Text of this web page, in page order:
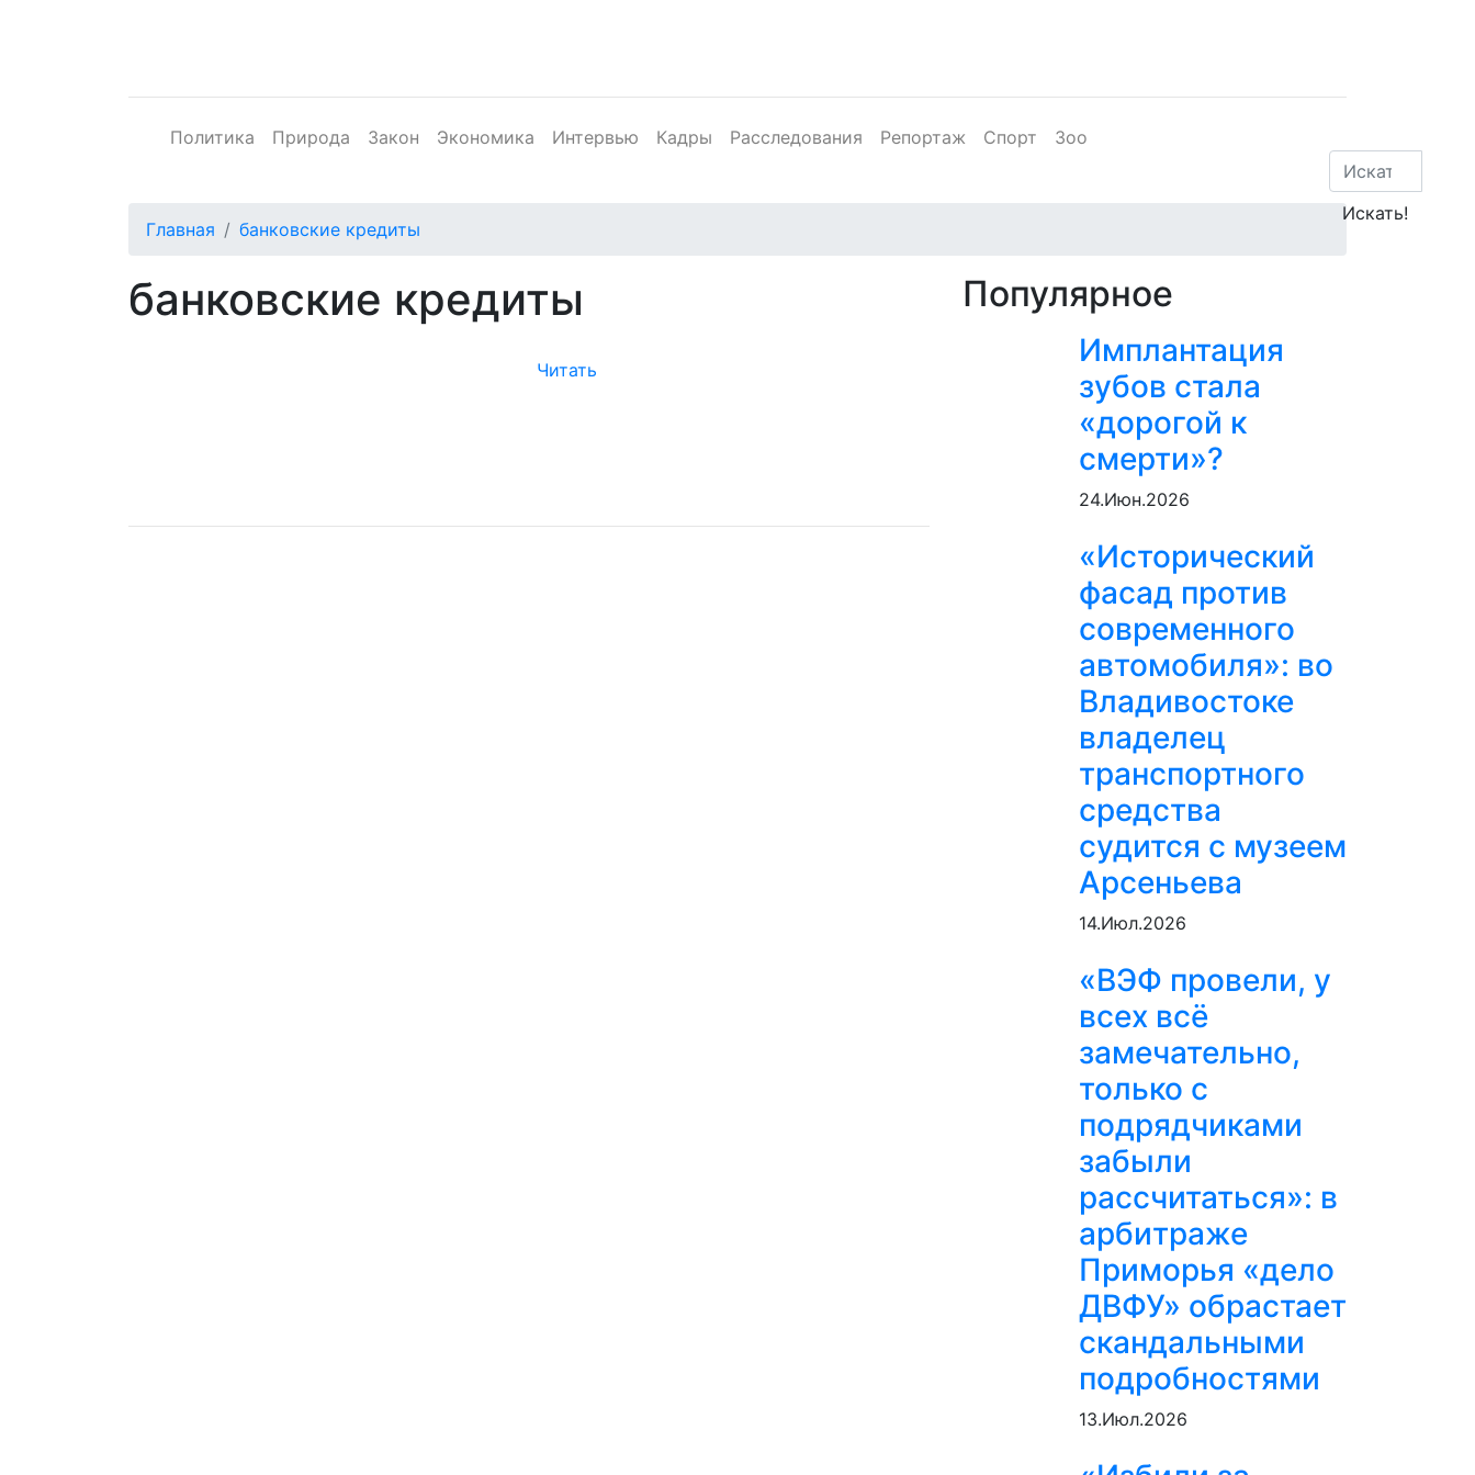
Политика Природа Закон Экономика Интервью Кадры Расследования Репортаж Спорт Зоо
Главная банковские кредиты
банковские кредиты
Читать
Популярное
Имплантация
зубов стала
«дорогой к
смерти»?
24.Июн.2026
«Исторический
фасад против
современного
автомобиля»: во
Владивостоке
владелец
транспортного
средства
судится с музеем
Арсеньева
14.Июл.2026
«ВЭФ провели, у
всех всё
замечательно,
только с
подрядчиками
забыли
рассчитаться»: в
арбитраже
Приморья «дело
ДВФУ» обрастает
скандальными
подробностями
13.Июл.2026